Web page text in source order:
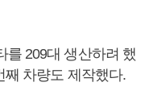
를 209대 생산하려 했
째 차량도 제작했다.